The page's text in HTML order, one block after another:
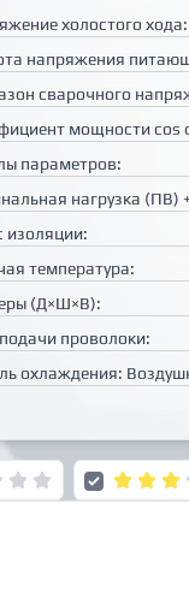
холостого хода:
напряжения
сварочного
мощности cos
параметров:
нагрузка (ПВ)
изоляции:
температура:
(Д×Ш×В):
проволоки:
охлаждения: